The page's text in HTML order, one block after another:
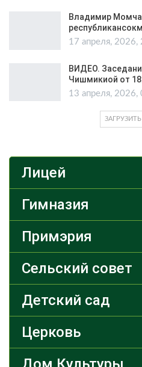
Владимир Момча
17 апреля, 2026,
ВИДЕО.
Чишмикиой от
13 апреля, 2026,
Лицей
Гимназия
Примэрия
Сельский совет
Детский сад
Церковь